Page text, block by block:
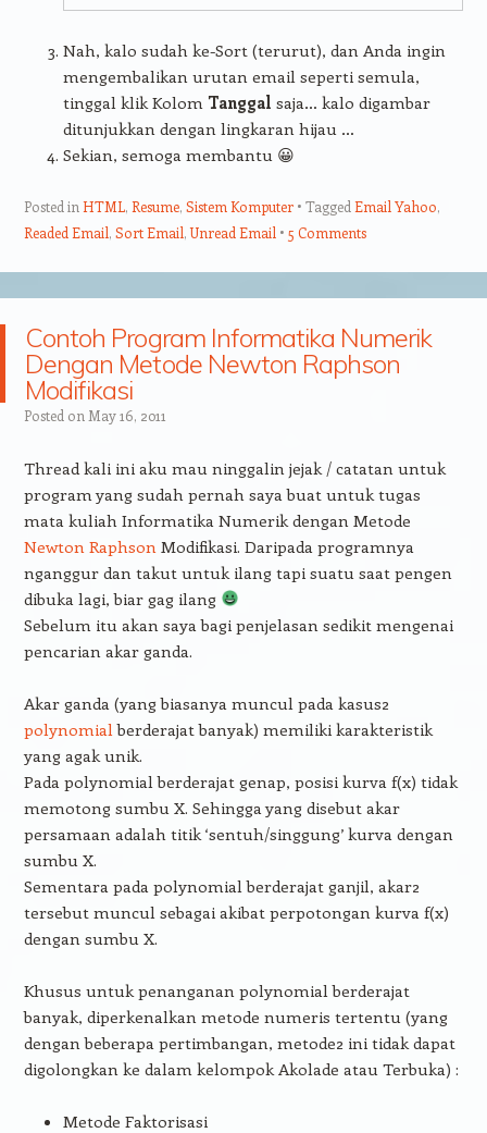
Nah, kalo sudah ke-Sort (terurut), dan Anda ingin
mengembalikan urutan email seperti semula,
tinggal klik Kolom Tanggal saja… kalo digambar
ditunjukkan dengan lingkaran hijau …
Sekian, semoga membantu 😀
Posted in HTML, Resume, Sistem Komputer Tagged Email Yahoo,
Readed Email, Sort Email,Unread Email 5 Comments
Contoh Program Informatika Numerik
Dengan Metode Newton Raphson
Modifikasi
Posted on May 16, 2011
Thread kali ini aku mau ninggalin jejak / catatan untuk
program yang sudah pernah saya buat untuk tugas
mata kuliah Informatika Numerik dengan Metode
Newton Raphson Modifikasi. Daripada programnya
nganggur dan takut untuk ilang tapi suatu saat pengen
dibuka lagi, biar gag ilang
Sebelum itu akan saya bagi penjelasan sedikit mengenai
pencarian akar ganda.
Akar ganda (yang biasanya muncul pada kasus2
polynomial berderajat banyak) memiliki karakteristik
yang agak unik.
Pada polynomial berderajat genap, posisi kurva f(x) tidak
memotong sumbu X. Sehingga yang disebut akar
persamaan adalah titik ‘sentuh/singgung’ kurva dengan
sumbu X.
Sementara pada polynomial berderajat ganjil, akar2
tersebut muncul sebagai akibat perpotongan kurva f(x)
dengan sumbu X.
Khusus untuk penanganan polynomial berderajat
banyak, diperkenalkan metode numeris tertentu (yang
dengan beberapa pertimbangan, metode2 ini tidak dapat
digolongkan ke dalam kelompok Akolade atau Terbuka) :
Metode Faktorisasi